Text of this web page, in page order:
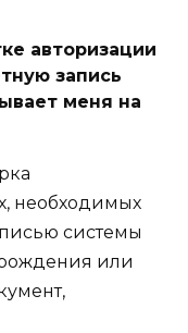
авторизации
запись
меня на
необходимых
системы
или